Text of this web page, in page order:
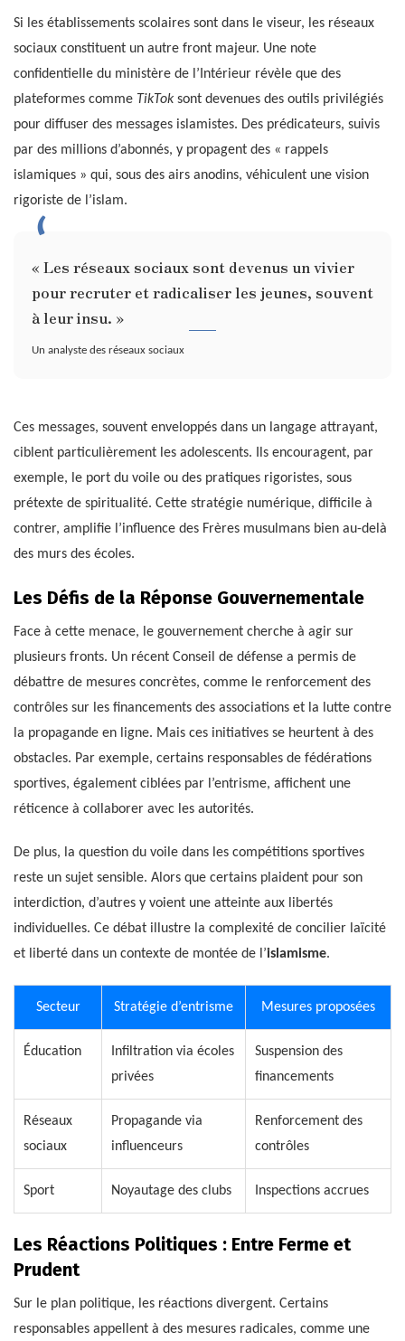
Si les établissements scolaires sont dans le viseur, les réseaux
sociaux constituent un autre front majeur. Une note
confidentielle du ministère de l’Intérieur révèle que des
plateformes comme TikTok sont devenues des outils privilégiés
pour diffuser des messages islamistes. Des prédicateurs, suivis
par des millions d’abonnés, y propagent des « rappels
islamiques » qui, sous des airs anodins, véhiculent une vision
rigoriste de l’islam.
« Les réseaux sociaux sont devenus un vivier
pour recruter et radicaliser les jeunes, souvent
à leur insu. »
Un analyste des réseaux sociaux
Ces messages, souvent enveloppés dans un langage attrayant,
ciblent particulièrement les adolescents. Ils encouragent, par
exemple, le port du voile ou des pratiques rigoristes, sous
prétexte de spiritualité. Cette stratégie numérique, difficile à
contrer, amplifie l’influence des Frères musulmans bien au-delà
des murs des écoles.
Les Défis de la Réponse Gouvernementale
Face à cette menace, le gouvernement cherche à agir sur
plusieurs fronts. Un récent Conseil de défense a permis de
débattre de mesures concrètes, comme le renforcement des
contrôles sur les financements des associations et la lutte contre
la propagande en ligne. Mais ces initiatives se heurtent à des
obstacles. Par exemple, certains responsables de fédérations
sportives, également ciblées par l’entrisme, affichent une
réticence à collaborer avec les autorités.
De plus, la question du voile dans les compétitions sportives
reste un sujet sensible. Alors que certains plaident pour son
interdiction, d’autres y voient une atteinte aux libertés
individuelles. Ce débat illustre la complexité de concilier laïcité
et liberté dans un contexte de montée de l’islamisme.
Secteur Stratégie d’entrisme Mesures proposées
Éducation
Infiltration via écoles
privées
Suspension des
financements
Réseaux
sociaux
Propagande via
influenceurs
Renforcement des
contrôles
Sport Noyautage des clubs Inspections accrues
Les Réactions Politiques : Entre Ferme et
Prudent
Sur le plan politique, les réactions divergent. Certains
responsables appellent à des mesures radicales, comme une